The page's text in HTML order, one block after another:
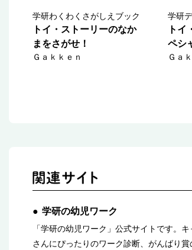
学研わくわくさがしえブック
トイ・ストーリーのなか
まをさがせ！
Ｇａｋｋｅｎ
学研
ト
ペシ
Ｇａ
学研の幼児ワーク
「学研の幼児ワーク」公式サイトです。
さんにぴったりのワーク診断、がんばり